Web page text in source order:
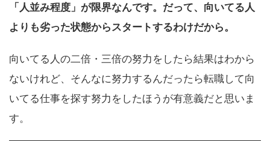
「人並み程度」が限界なんです。だって、向いてる人
よりも劣った状態からスタートするわけだから。
向いてる人の二倍・三倍の努力をしたら結果はわから
ないけれど、そんなに努力するんだったら転職して向
いてる仕事を探す努力をしたほうが有意義だと思いま
す。